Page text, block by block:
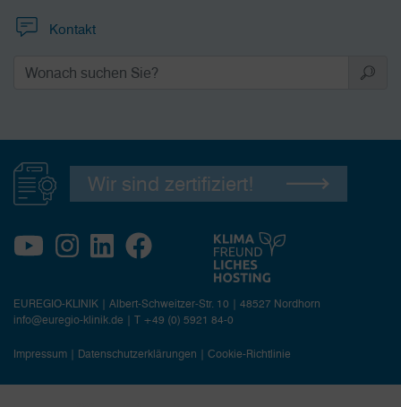
Kontakt
Wir sind zertifiziert!
EUREGIO-KLINIK | Albert-Schweitzer-Str. 10 | 48527 Nordhorn
info@euregio-klinik.de | T +49 (0) 5921 84-0
Impressum | Datenschutzerklärungen | Cookie-Richtlinie